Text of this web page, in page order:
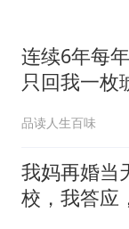
连续6年每
只回我一枚
品读人生百味
我妈再婚当
校，我答应